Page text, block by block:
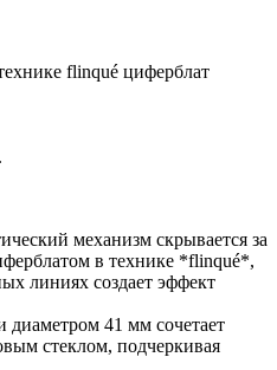
flinqué циферблат
механизм скрывается за
в технике *flinqué*,
линиях создает эффект
41 мм сочетает
стеклом, подчеркивая